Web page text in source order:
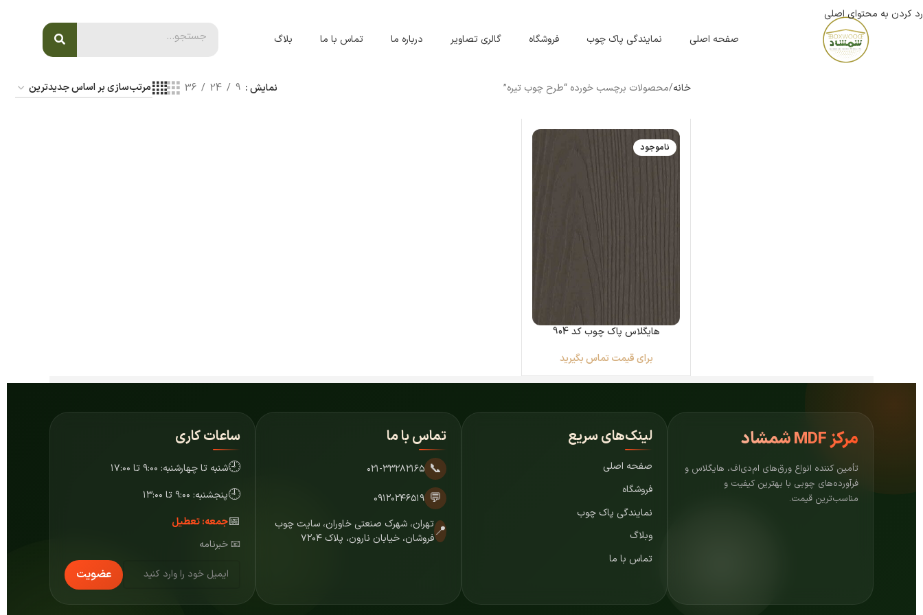
رد کردن به محتوای اصلی
صفحه اصلی
نمایندگی پاک چوب فروشگاه گالری تصاویر درباره ما تماس با ما بلاگ
خانه محصولات برچسب خورده “طرح چوب تیره” نمایش 9
24
36
ناموجود
هایگلاس پاک چوب کد 904
برای قیمت تماس بگیرید
مرکزMDF شمشاد
تأمین کننده انواع ورق‌های ام‌دی‌اف، هایگلاس و
فرآورده‌های چوبی با بهترین کیفیت و
مناسب‌ترین قیمت.
لینک‌های سریع
صفحه اصلی
فروشگاه
نمایندگی پاک چوب
وبلاگ
تماس با ما
تماس با ما
📞 ۰۲۱-۳۳۲۸۲۱۶۵
💬 ۰۹۱۲۰۲۴۶۵۱۹
📍تهران، شهرک صنعتی خاوران، سایت چوب
فروشان، خیابان نارون، پلاک ۷۲۰۴
ساعات کاری
🕘شنبه تا چهارشنبه: ۹:۰۰ تا ۱۷:۰۰
🕘پنجشنبه: ۹:۰۰ تا ۱۳:۰۰
📅جمعه: تعطیل
📧 خبرنامه
عضویت